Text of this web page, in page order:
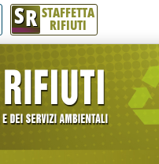
interamente la notizia.
SR STAFFETTA
RIFIUTI